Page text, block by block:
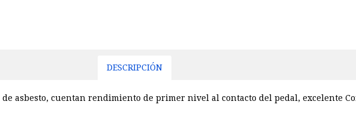
DESCRIPCIÓN
asbesto, cuentan rendimiento de primer nivel al contacto del pedal, excelente